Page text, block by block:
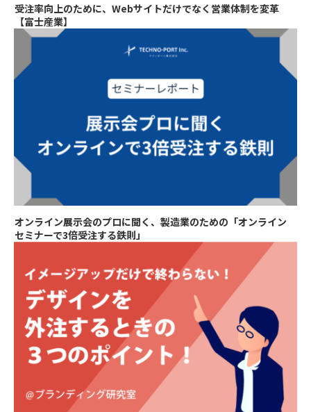
受注率向上のために、Webサイトだけでなく営業体制を変革
【富士産業】
オンライン展示会のプロに聞く、製造業のための「オンライン
セミナーで3倍受注する鉄則」